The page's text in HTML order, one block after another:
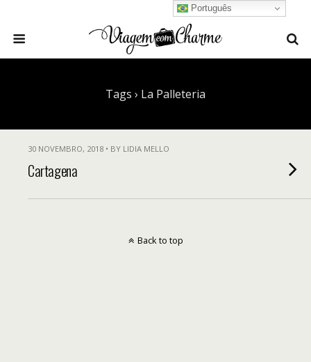
Tags › La Palleteria
30 NOVEMBRO, 2018 • BY LIDIA MELLO
Cartagena
Português
Back to top